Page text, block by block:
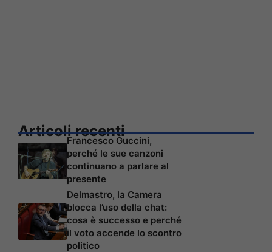
Articoli recenti
Francesco Guccini,
perché le sue canzoni
continuano a parlare al
presente
Delmastro, la Camera
blocca l’uso della chat:
cosa è successo e perché
il voto accende lo scontro
politico